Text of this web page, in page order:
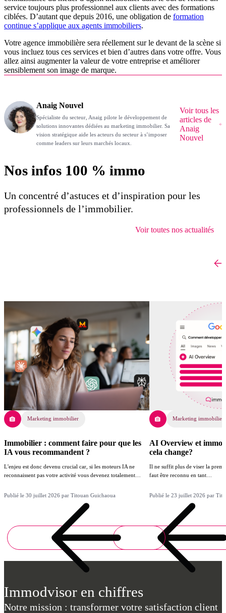
service toujours plus professionnel aux clients avec des formations
ciblées. D’autant que depuis 2016, une obligation de formation
continue s’applique aux agents immobiliers.
Votre agence immobilière sera réellement sur le devant de la scène si
vous incluez tous ces services et bien d’autres dans votre offre. Vous
allez ainsi augmenter la valeur de votre entreprise et améliorer
sensiblement son image de marque.
Anaig Nouvel
Spécialiste du secteur, Anaig pilote le développement de
solutions innovantes dédiées au marketing immobilier. Sa
vision stratégique aide les acteurs du secteur à s’imposer
comme leaders sur leurs marchés locaux.
Voir tous les
articles de
Anaig
Nouvel
Nos infos 100 % immo
Un concentré d’astuces et d’inspiration pour les
professionnels de l’immobilier.
Voir toutes nos actualités
Marketing immobilier
Immobilier : comment faire pour que les
IA vous recommandent ?
L'enjeu est donc devenu crucial car, si les moteurs IA ne
reconnaissent pas votre activité vous devenez totalement…
Publié le 30 juillet 2026 par Titouan Guichaoua
Marketing immobilier
AI Overview et
cela change?
Il ne suffit plus de viser la
faut être reconnu en tant…
Publié le 23 juillet 2026 par
Immodvisor en chiffres
Notre mission : transformer votre satisfaction client